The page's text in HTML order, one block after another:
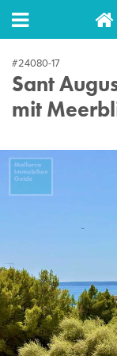
#24080-17
Sant
mit